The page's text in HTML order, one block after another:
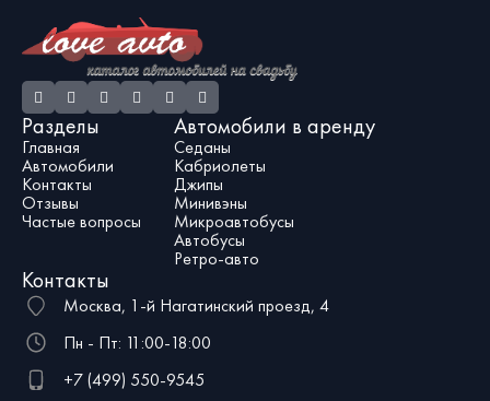
однако на самом деле он хорош и
без всяких украшений.
кузове.
Разделы
Главная
Автомобили
Контакты
Отзывы
Частые вопросы
Автомобили в аренду
Седаны
Кабриолеты
Джипы
Минивэны
Микроавтобусы
Автобусы
Ретро-авто
Контакты
Москва, 1-й Нагатинский проезд, 4
Пн - Пт: 11:00-18:00
+7 (499) 550-9545